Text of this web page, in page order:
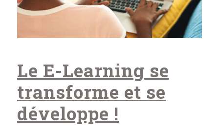
Le E-Learning se
transforme et se
développe !